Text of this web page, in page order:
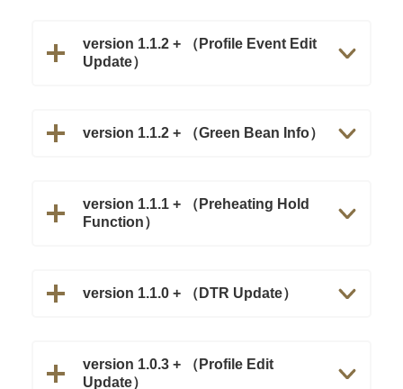
version 1.1.2 + （Profile Event Edit
Update）
version 1.1.2 + （Green Bean Info）
version 1.1.1 + （Preheating Hold
Function）
version 1.1.0 + （DTR Update）
version 1.0.3 + （Profile Edit
Update）